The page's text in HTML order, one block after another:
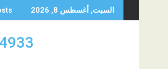
to
السبت, أغسطس 8, 2026
0590124933 -